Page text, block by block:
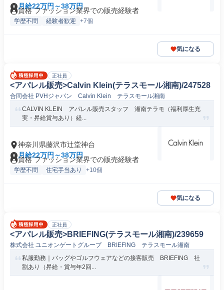
月給22万円～38万円
資格 ファッション業界での販売経験者
学歴不問 経験者歓迎 +7個
気になる
正社員
<アパレル販売>Calvin Klein(テラスモール湘南)/247528
合同会社 PVHジャパン Calvin Klein テラスモール湘南
CALVIN KLEIN アパレル販売スタッフ 湘南テラモ（福利厚生充
実・昇給賞与あり）経...
神奈川県藤沢市辻堂神台
月給22万円～38万円
資格 ファッション業界での販売経験者
学歴不問 住宅手当あり +10個
気になる
正社員
<アパレル販売>BRIEFING(テラスモール湘南)/239659
株式会社 ユニオンゲートグループ BRIEFING テラスモール湘南
私服勤務｜バッグやゴルフウェアなどの接客販売 BRIEFING 社
割あり（昇給・賞与年2回...